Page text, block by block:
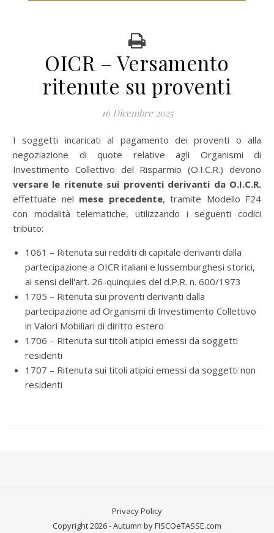
OICR – Versamento
ritenute su proventi
16 Dicembre 2025
I soggetti incaricati al pagamento dei proventi o alla
negoziazione di quote relative agli Organismi di
Investimento Collettivo del Risparmio (O.I.C.R.) devono
versare le ritenute sui proventi derivanti da O.I.C.R.
effettuate nel mese precedente, tramite Modello F24
con modalità telematiche, utilizzando i seguenti codici
tributo:
1061 – Ritenuta sui redditi di capitale derivanti dalla
partecipazione a OICR italiani e lussemburghesi storici,
ai sensi dell'art. 26-quinquies del d.P.R. n. 600/1973
1705 – Ritenuta sui proventi derivanti dalla
partecipazione ad Organismi di Investimento Collettivo
in Valori Mobiliari di diritto estero
1706 – Ritenuta sui titoli atipici emessi da soggetti
residenti
1707 – Ritenuta sui titoli atipici emessi da soggetti non
residenti
Privacy Policy
Copyright 2026 - Autumn by FISCOeTASSE.com